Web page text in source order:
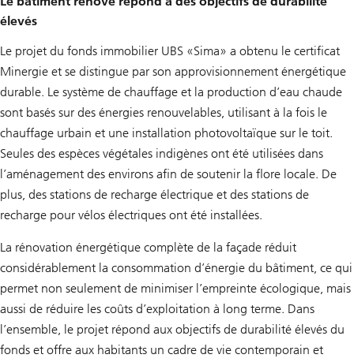
élevés
Le projet du fonds immobilier UBS «Sima» a obtenu le certificat
Minergie et se distingue par son approvisionnement énergétique
durable. Le système de chauffage et la production d’eau chaude
sont basés sur des énergies renouvelables, utilisant à la fois le
chauffage urbain et une installation photovoltaïque sur le toit.
Seules des espèces végétales indigènes ont été utilisées dans
l’aménagement des environs afin de soutenir la flore locale. De
plus, des stations de recharge électrique et des stations de
recharge pour vélos électriques ont été installées.
La rénovation énergétique complète de la façade réduit
considérablement la consommation d’énergie du bâtiment, ce qui
permet non seulement de minimiser l’empreinte écologique, mais
aussi de réduire les coûts d’exploitation à long terme. Dans
l’ensemble, le projet répond aux objectifs de durabilité élevés du
fonds et offre aux habitants un cadre de vie contemporain et